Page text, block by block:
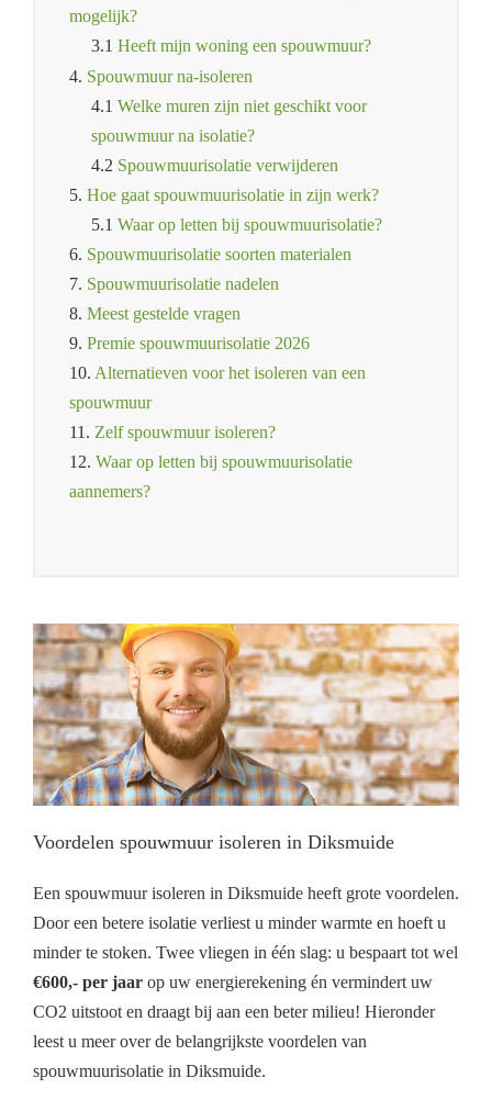
mogelijk?
3.1 Heeft mijn woning een spouwmuur?
4. Spouwmuur na-isoleren
4.1 Welke muren zijn niet geschikt voor
spouwmuur na isolatie?
4.2 Spouwmuurisolatie verwijderen
5. Hoe gaat spouwmuurisolatie in zijn werk?
5.1 Waar op letten bij spouwmuurisolatie?
6. Spouwmuurisolatie soorten materialen
7. Spouwmuurisolatie nadelen
8. Meest gestelde vragen
9. Premie spouwmuurisolatie 2026
10. Alternatieven voor het isoleren van een
spouwmuur
11. Zelf spouwmuur isoleren?
12. Waar op letten bij spouwmuurisolatie
aannemers?
Voordelen spouwmuur isoleren in Diksmuide
Een spouwmuur isoleren in Diksmuide heeft grote voordelen.
Door een betere isolatie verliest u minder warmte en hoeft u
minder te stoken. Twee vliegen in één slag: u bespaart tot wel
€600,- per jaar op uw energierekening én vermindert uw
CO2 uitstoot en draagt bij aan een beter milieu! Hieronder
leest u meer over de belangrijkste voordelen van
spouwmuurisolatie in Diksmuide.